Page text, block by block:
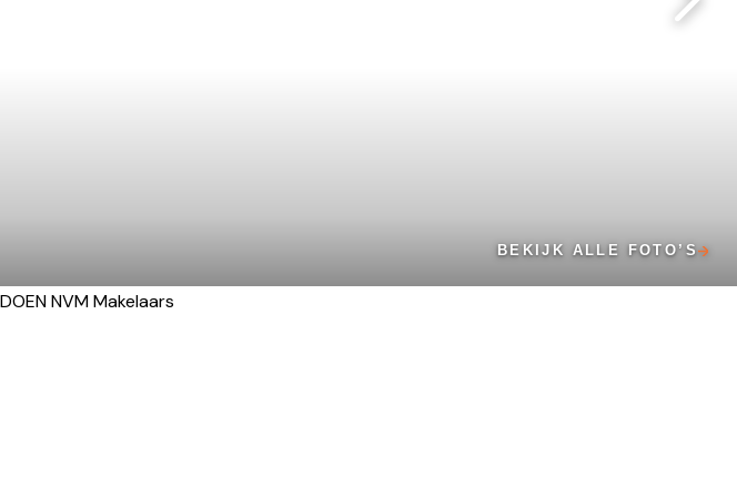
BEKIJK ALLE FOTO’S